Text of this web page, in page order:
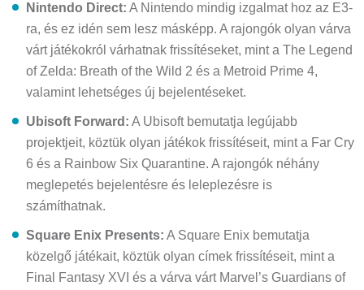
Nintendo Direct: A Nintendo mindig izgalmat hoz az E3-
ra, és ez idén sem lesz másképp. A rajongók olyan várva
várt játékokról várhatnak frissítéseket, mint a The Legend
of Zelda: Breath of the Wild 2 és a Metroid Prime 4,
valamint lehetséges új bejelentéseket.
Ubisoft Forward: A Ubisoft bemutatja legújabb
projektjeit, köztük olyan játékok frissítéseit, mint a Far Cry
6 és a Rainbow Six Quarantine. A rajongók néhány
meglepetés bejelentésre és leleplezésre is
számíthatnak.
Square Enix Presents: A Square Enix bemutatja
közelgő játékait, köztük olyan címek frissítéseit, mint a
Final Fantasy XVI és a várva várt Marvel’s Guardians of